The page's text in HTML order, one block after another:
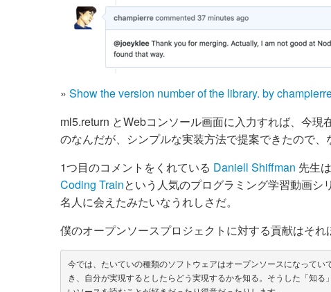
» Show the version number of the library. by
ml5.return とWebコンソール画面に入力すれば、今
のなんだが、シンプルな実装方法で提案できたので、
1つ目のコメントをくれている Daniell Shiffman 先生は
Coding Trainという人気のプログラミング学習動画
名人に会えたみたいなうれしさだ。
僕のオープンソースプロジェクトに対する貢献はそれ
今では、たいていの種類のソフトウェアはオープンソースになって
き、自分が実現するとしたらどう実現するかを知る。そうした「知